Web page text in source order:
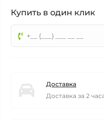
Купить в один клик
Доставка
Доставка за 2